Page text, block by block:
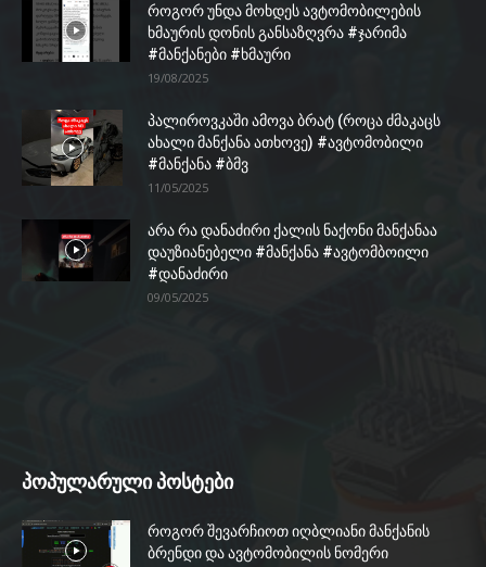
როგორ უნდა მოხდეს ავტომობილების
ხმაურის დონის განსაზღვრა #ჯარიმა
#მანქანები #ხმაური
19/08/2025
პალიროვკაში ამოვა ბრატ (როცა ძმაკაცს
ახალი მანქანა ათხოვე) #ავტომობილი
#მანქანა #ბმვ
11/05/2025
არა რა დანაძირი ქალის ნაქონი მანქანაა
დაუზიანებელი #მანქანა #ავტომბოილი
#დანაძირი
09/05/2025
პოპულარული პოსტები
როგორ შევარჩიოთ იღბლიანი მანქანის
ბრენდი და ავტომობილის ნომერი